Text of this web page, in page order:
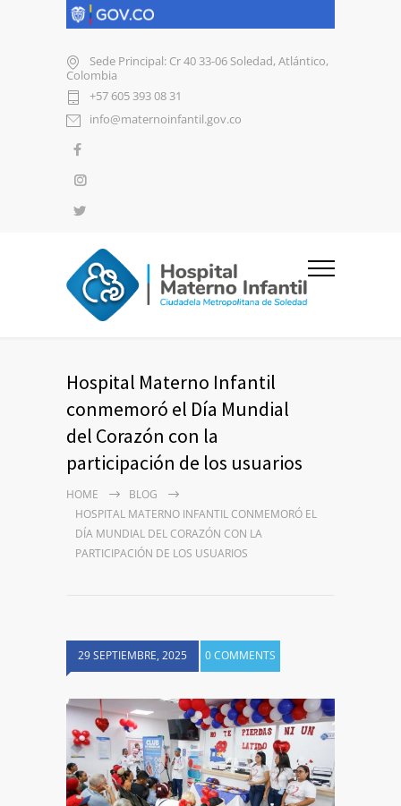
Sede Principal: Cr 40 33-06 Soledad, Atlántico,
Colombia
+57 605 393 08 31
info@maternoinfantil.gov.co
Hospital Materno Infantil
conmemoró el Día Mundial
del Corazón con la
participación de los usuarios
HOME
BLOG
HOSPITAL MATERNO INFANTIL CONMEMORÓ EL
DÍA MUNDIAL DEL CORAZÓN CON LA
PARTICIPACIÓN DE LOS USUARIOS
29 SEPTIEMBRE, 2025 0 COMMENTS